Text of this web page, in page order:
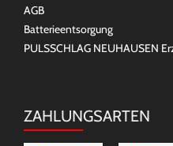
AGB
Batterieentsorgung
PULSSCHLAG NEUHAUSEN
ZAHLUNGSARTEN